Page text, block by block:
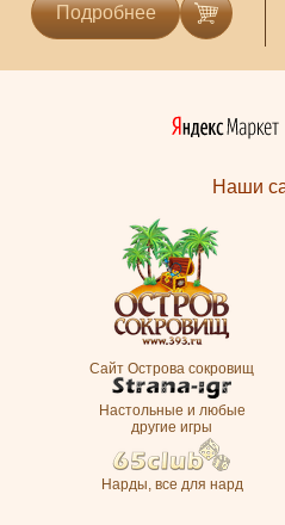
Подробнее
Наши
Сайт Острова сокровищ
Настольные и любые
другие игры
Нарды, все для нард